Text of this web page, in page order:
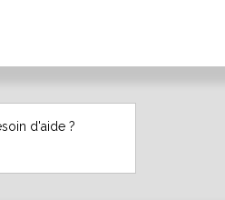
d'aide ?